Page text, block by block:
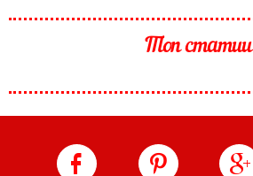
Топ статии